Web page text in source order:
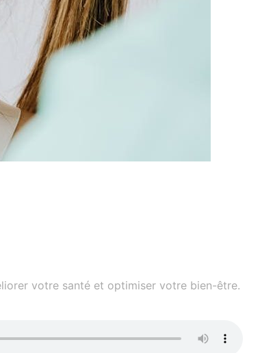
votre santé et optimiser votre bien-être.